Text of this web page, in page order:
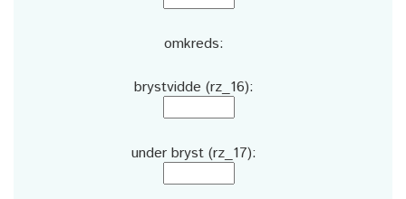
omkreds:
brystvidde (rz_16):
under bryst (rz_17):